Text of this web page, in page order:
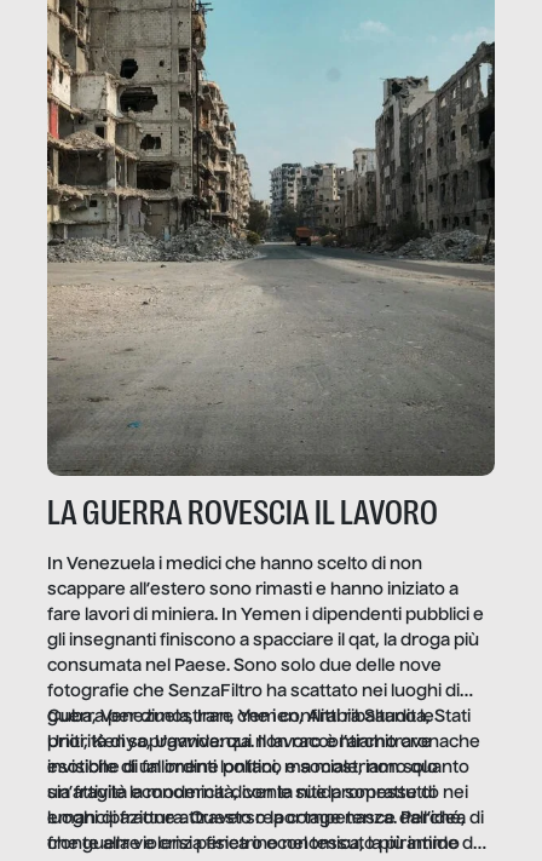
LA GUERRA ROVESCIA IL LAVORO
In Venezuela i medici che hanno scelto di non
scappare all’estero sono rimasti e hanno iniziato a
fare lavori di miniera. In Yemen i dipendenti pubblici e
gli insegnanti finiscono a spacciare il qat, la droga più
consumata nel Paese. Sono solo due delle nove
fotografie che SenzaFiltro ha scattato nei luoghi di
guerra per dimostrare che i conflitti ribaltano le
priorità di sopravvivenza. Il lavoro è l’architrave
invisibile di un ordine politico e sociale, non solo
un’attività economica: diventa nitida soprattutto nei
luoghi di frattura. Questo reportage nasce dall’idea
che guerre e crisi penetrino nel tessuto più intimo
Cuba, Venezuela, Iran, Yemen, Arabia Saudita, Stati
Uniti, Kenya, Uganda: qui non raccontiamo cronache
esotiche di fallimenti lontani, ma mostriamo quanto
sia fragile la modernità, con le sue promesse di
emancipazione attraverso la competenza. Perché, di
fronte alla violenza fisica o economica, la piramide del